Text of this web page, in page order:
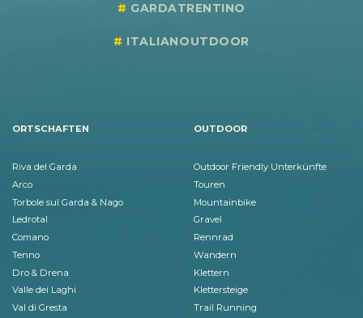
GARDATRENTINO
ITALIANOUTDOOR
ORTSCHAFTEN
Riva del Garda
Arco
Torbole sul Garda & Nago
Ledrotal
Comano
Tenno
Dro & Drena
Valle dei Laghi
Val di Gresta
OUTDOOR
Outdoor Friendly Unterkünfte
Touren
Mountainbike
Gravel
Rennrad
Wandern
Klettern
Klettersteige
Trail Running